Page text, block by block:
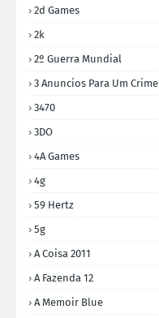
2d Games
2k
2º Guerra Mundial
3 Anuncios Para Um Crime
3470
3DO
4A Games
4g
59 Hertz
5g
A Coisa 2011
A Fazenda 12
A Memoir Blue